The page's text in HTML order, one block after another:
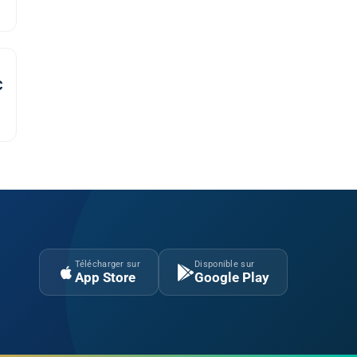
Télécharger sur
App Store
Disponible sur
Google Play